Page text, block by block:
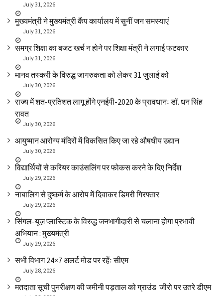
July 31, 2026
मुख्यमंत्री ने मुख्यमंत्री कैंप कार्यालय में सुनीं जन समस्याएं
July 31, 2026
समग्र शिक्षा का बजट खर्च न होने पर शिक्षा मंत्री ने लगाई फटकार
July 31, 2026
मानव तस्करी के विरुद्ध जागरुकता को लेकर 31 जुलाई को
July 30, 2026
राज्य में शत-प्रतिशत लागू होंगे एनईपी-2020 के प्रावधानः डाॅ. धन सिंह
रावत
July 30, 2026
आयुष्मान आरोग्य मंदिरों में विकसित किए जा रहे औषधीय उद्यान
July 30, 2026
विद्यार्थियों से करियर काउंसलिंग पर फोकस करने के दिए निर्देश
July 29, 2026
नाबालिग से दुष्कर्म के आरोप में दिवाकर डिमरी गिरफ्तार
July 29, 2026
सिंगल-यूज़ प्लास्टिक के विरुद्ध जनभागीदारी से चलाना होगा प्रभावी
अभियान : मुख्यमंत्री
July 29, 2026
सभी विभाग 24×7 अलर्ट मोड पर रहेंः सीएम
July 28, 2026
मतदाता सूची पुनरीक्षण की जमीनी पड़ताल को ग्राउंड जीरो पर उतरे डीएम